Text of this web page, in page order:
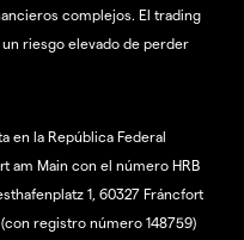
complejos. El trading
riesgo elevado de perder
en la República Federal
am Main con el número HRB
1, 60327 Fráncfort
registro número 148759)